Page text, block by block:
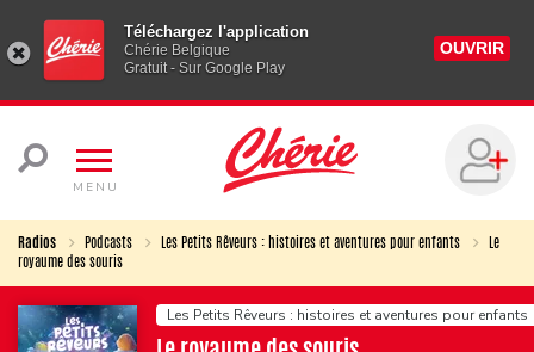
Téléchargez l'application
Chérie Belgique
Gratuit - Sur Google Play
OUVRIR
MENU
Radios Podcasts Les Petits Rêveurs : histoires et aventures pour enfants
Le
royaume des souris
Les Petits Rêveurs : histoires et aventures pour enfants